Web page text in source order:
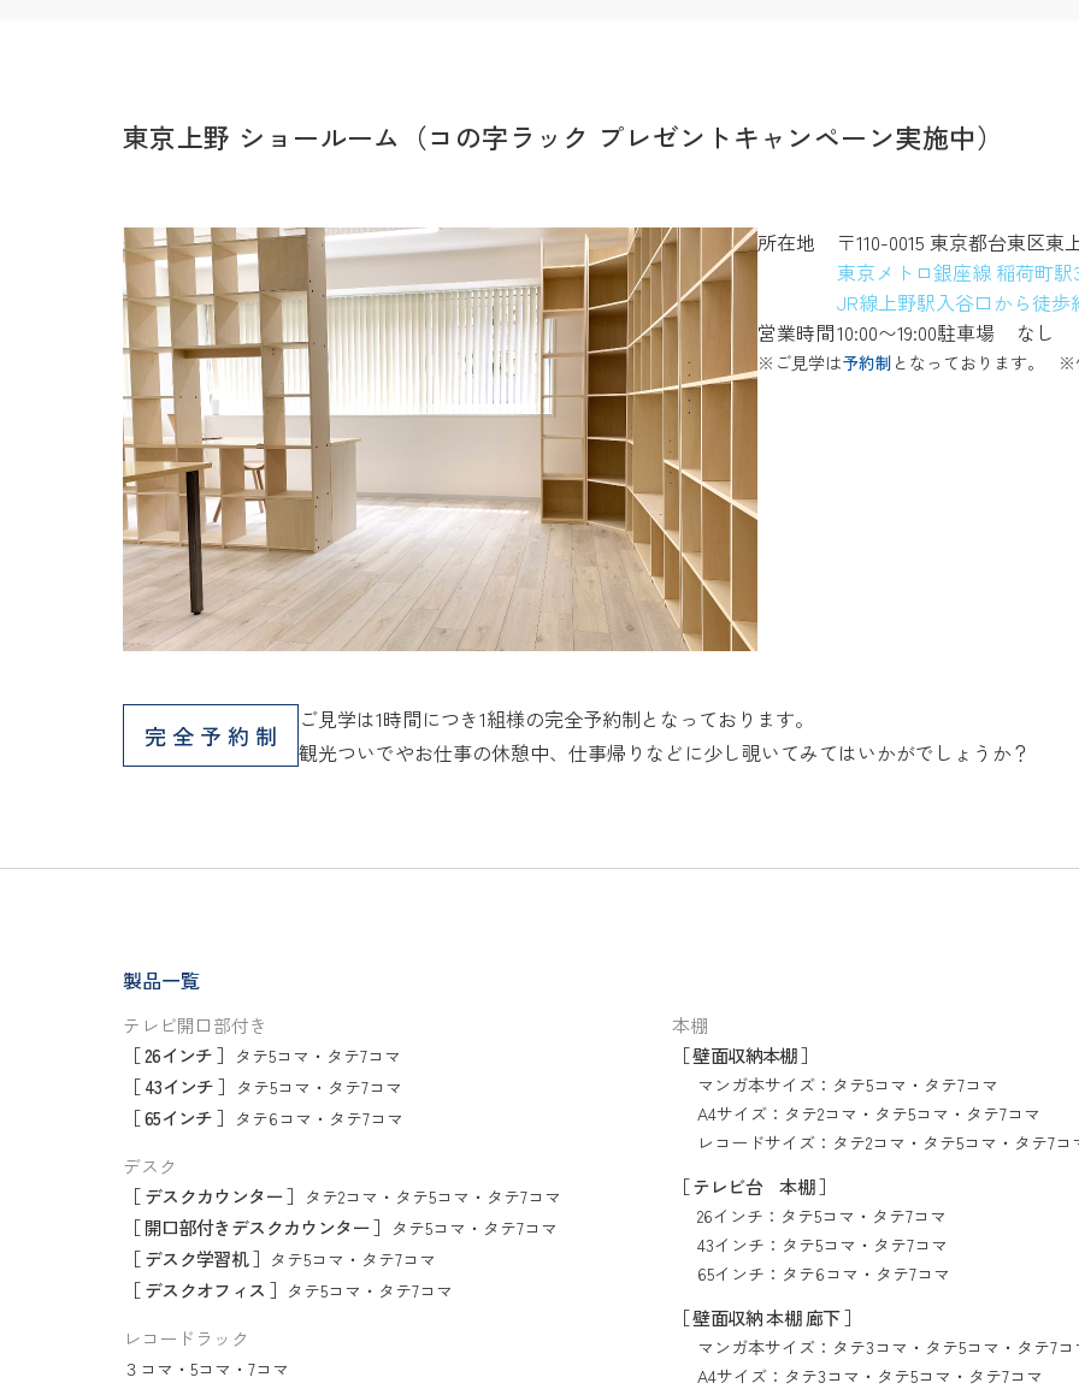
東京上野 ショールーム（コの字ラック プレゼントキャンペーン実施中）
所在地
〒110-0015 東京都台東区東
東京メトロ銀座線 稲荷町
JR線上野駅入谷口から徒歩
営業時間10:00〜19:00駐車場 なし
※ご見学は予約制 となっております。 ※
完全予約制
ご見学は1時間につき1組様の完全予約制となっております。
観光ついでやお仕事の休憩中、仕事帰りなどに少し覗いてみてはいかがでしょうか？
製品一覧
テレビ開口部付き
［ 26インチ ］ タテ5コマ ・ タテ7コマ
［ 43インチ ］ タテ5コマ ・ タテ7コマ
［ 65インチ ］ タテ6コマ ・ タテ7コマ
デスク
［ デスクカウンター ］ タテ2コマ ・ タテ5コマ ・ タテ7コマ
［ 開口部付きデスクカウンター ］ タテ5コマ ・ タテ7コマ
［ デスク学習机 ］ タテ5コマ ・ タテ7コマ
［ デスクオフィス ］ タテ5コマ ・ タテ7コマ
レコードラック
３コマ ・ 5コマ ・ 7コマ
本棚
［ 壁面収納本棚 ］
マンガ本サイズ： タテ5コマ ・ タテ7コマ
A4サイズ： タテ2コマ ・ タテ5コマ ・ タテ7コマ
レコードサイズ： タテ2コマ ・ タテ5コマ ・ タテ7コ
［ テレビ台 本棚 ］
26インチ： タテ5コマ ・ タテ7コマ
43インチ： タテ5コマ ・ タテ7コマ
65インチ： タテ6コマ ・ タテ7コマ
［ 壁面収納 本棚 廊下 ］
マンガ本サイズ： タテ3コマ ・ タテ5コマ ・ タテ7コ
A4サイズ： タテ3コマ ・ タテ5コマ ・ タテ7コマ